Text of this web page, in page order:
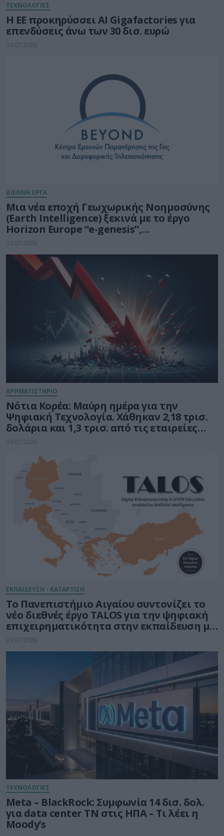
ΤΕΧΝΟΛΟΓΙΕΣ
Η ΕΕ προκηρύσσει AI Gigafactories για
επενδύσεις άνω των 30 δισ. ευρώ
30.07.2026
ΔΙΕΘΝΗ ΕΡΓΑ
Μια νέα εποχή Γεωχωρικής Νοημοσύνης
(Earth Intelligence) ξεκινά με το έργο
Horizon Europe “e-genesis”,
προϋπολογισμού 7,5 εκατ. ευρώ
30.07.2026
ΧΡΗΜΑΤΙΣΤΗΡΙΟ
Νότια Κορέα: Μαύρη ημέρα για την
Ψηφιακή Τεχνολογία. Χάθηκαν 2,18 τρισ.
δολάρια και 1,3 τρισ. από τις εταιρείες
ημιαγωγών
30.07.2026
ΕΚΠΑΙΔΕΥΣΗ - ΚΑΤΑΡΤΙΣΗ
Το Πανεπιστήμιο Αιγαίου συντονίζει το
νέο διεθνές έργο TALOS για την ψηφιακή
επιχειρηματικότητα στην εκπαίδευση με
τη δύναμη της Τεχνητής Νοημοσύνης
29.07.2026
ΤΕΧΝΟΛΟΓΙΕΣ
Meta – BlackRock: Συμφωνία 14 δισ. δολ.
για data center ΤΝ στις ΗΠΑ – Τι λέει η
Moody’s